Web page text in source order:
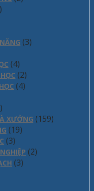
(3)
(4)
(2)
(4)
XƯỞNG (159)
(19)
(3)
(2)
(3)